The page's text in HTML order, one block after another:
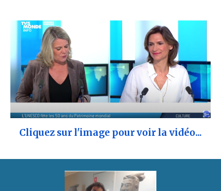
Cliquez sur l'image pour voir la vidéo...